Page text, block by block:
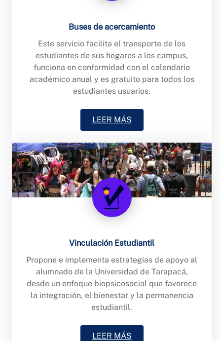
Buses de acercamiento
Este servicio facilita el transporte de los
estudiantes de sus hogares a los campus,
funciona en conformidad con el calendario
académico anual y es gratuito para todos los
estudiantes usuarios.
LEER MÁS
Vinculación Estudiantil
Propone e implementa estrategias de apoyo al
alumnado de la Universidad de Tarapacá,
desde un enfoque biopsicosocial que favorece
la integración, el bienestar y la permanencia
estudiantil.
LEER MÁS